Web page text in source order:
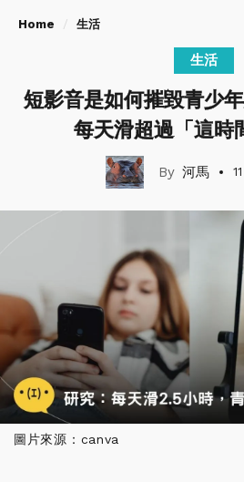
Home 生活
生活
短影音是如何摧毀青少
每天滑超過「這時
河馬
圖片來源：canva